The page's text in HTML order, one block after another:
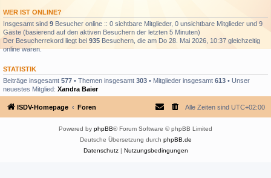
WER IST ONLINE?
Insgesamt sind 9 Besucher online :: 0 sichtbare Mitglieder, 0 unsichtbare Mitglieder und 9
Gäste (basierend auf den aktiven Besuchern der letzten 5 Minuten)
Der Besucherrekord liegt bei 935 Besuchern, die am Do 28. Mai 2026, 10:37 gleichzeitig
online waren.
STATISTIK
Beiträge insgesamt 577 • Themen insgesamt 303 • Mitglieder insgesamt 613 • Unser
neuestes Mitglied: Xandra Baier
ISDV-Homepage Foren Alle Zeiten sind UTC+02:00
Powered by phpBB® Forum Software © phpBB Limited
Deutsche Übersetzung durch phpBB.de
Datenschutz| Nutzungsbedingungen